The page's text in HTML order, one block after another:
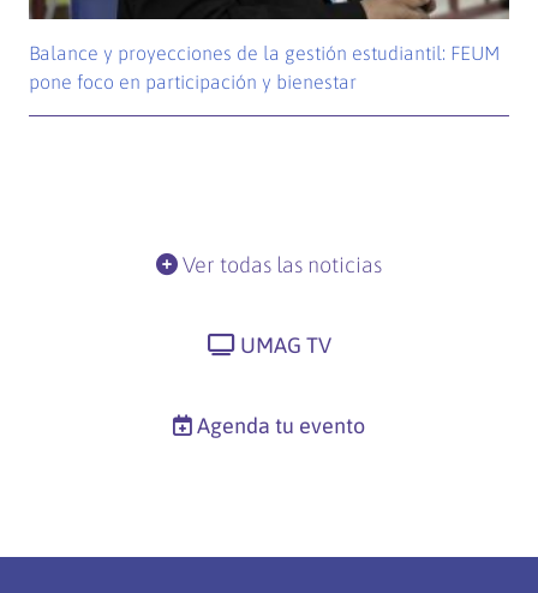
Balance y proyecciones de la gestión estudiantil: FEUM
pone foco en participación y bienestar
Ver todas las noticias
UMAG TV
Agenda tu evento